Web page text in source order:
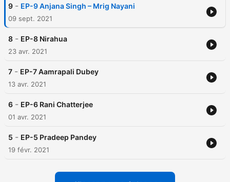
9 - EP-9 Anjana Singh – Mrig Nayani
09 sept. 2021
8 - EP-8 Nirahua
23 avr. 2021
7 - EP-7 Aamrapali Dubey
13 avr. 2021
6 - EP-6 Rani Chatterjee
01 avr. 2021
5 - EP-5 Pradeep Pandey
19 févr. 2021